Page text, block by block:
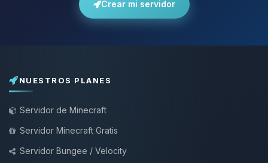
Crear mi servidor
NUESTROS PLANES
Servidor de Minecraft
Servidor Minecraft Gratis
Servidor Bungee / Velocity